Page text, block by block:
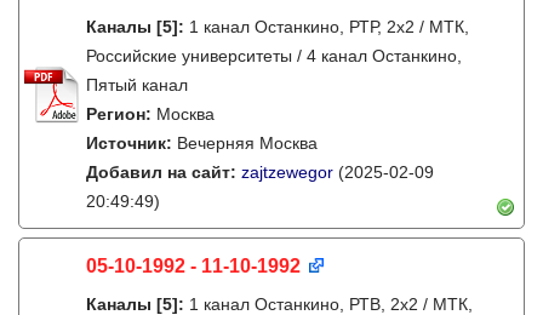
Каналы [5]: 1 канал Останкино, РТР, 2х2 / МТК,
Российские университеты / 4 канал Останкино,
Пятый канал
Регион: Москва
Источник: Вечерняя Москва
Добавил на сайт: zajtzewegor (2025-02-09
20:49:49)
05-10-1992 - 11-10-1992
Каналы [5]: 1 канал Останкино, РТВ, 2х2 / МТК,